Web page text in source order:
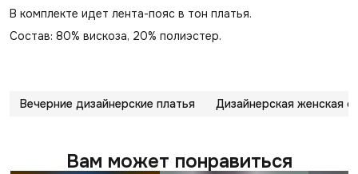
В комплекте идет лента-пояс в тон платья.
Состав: 80% вискоза, 20% полиэстер.
Вечерние дизайнерские платья Дизайнерская женская
Вам может понравиться